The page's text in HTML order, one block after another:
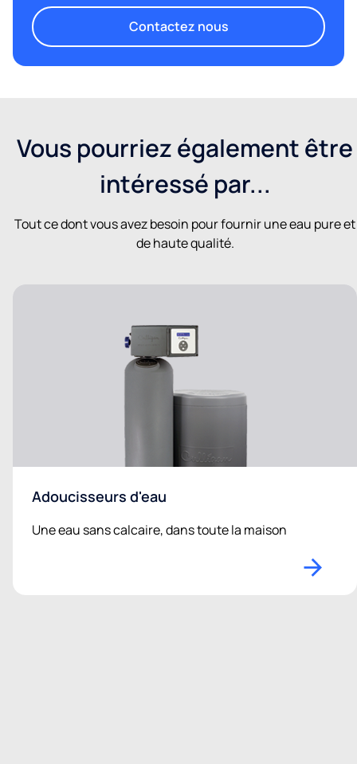
Contactez nous
Vous pourriez également être
intéressé par...
Tout ce dont vous avez besoin pour fournir une eau pure et
de haute qualité.
Adoucisseurs d'eau
Une eau sans calcaire, dans toute la maison